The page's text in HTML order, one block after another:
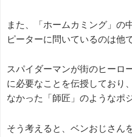
また、「ホームカミング」の
ピーターに問いているのは他
スパイダーマンが街のヒーロ
に必要なことを伝授しており
なかった「師匠」のようなポ
そう考えると、ベンおじさん